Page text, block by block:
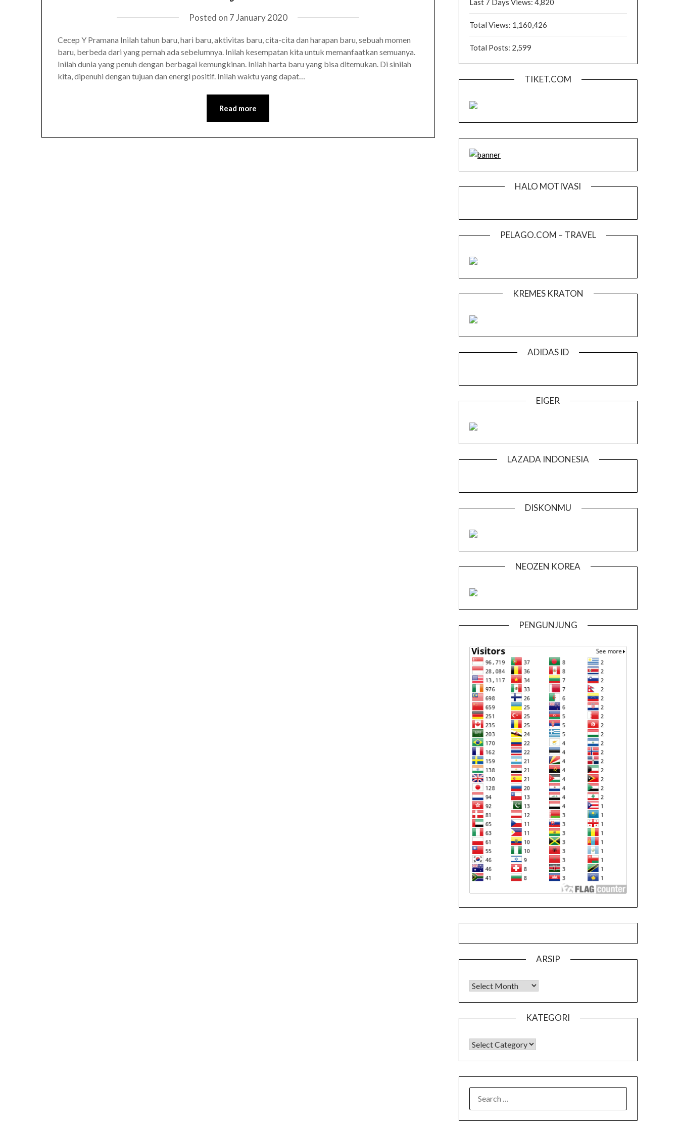
Posted on 7 January 2020
Cecep Y Pramana Inilah tahun baru, hari baru, aktivitas baru, cita-cita dan harapan baru, sebuah momen
baru, berbeda dari yang pernah ada sebelumnya. Inilah kesempatan kita untuk memanfaatkan semuanya.
Inilah dunia yang penuh dengan berbagai kemungkinan. Inilah harta baru yang bisa ditemukan. Di sinilah
kita, dipenuhi dengan tujuan dan energi positif. Inilah waktu yang dapat…
Read more
Last 7 Days Views: 4,820
Total Views: 1,160,426
Total Posts: 2,599
TIKET.COM
HALO MOTIVASI
PELAGO.COM – TRAVEL
KREMES KRATON
ADIDAS ID
EIGER
LAZADA INDONESIA
DISKONMU
NEOZEN KOREA
PENGUNJUNG
ARSIP
Arsip
KATEGORI
KATEGORI
FOR: